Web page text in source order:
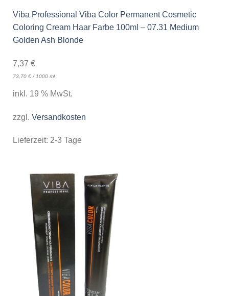
Viba Professional Viba Color Permanent Cosmetic
Coloring Cream Haar Farbe 100ml – 07.31 Medium
Golden Ash Blonde
7,37 €
73,70 €/ 1000 ml
inkl. 19 % MwSt.
zzgl. Versandkosten
Lieferzeit: 2-3 Tage